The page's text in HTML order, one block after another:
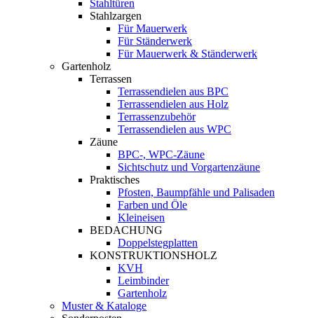
Stahltüren
Stahlzargen
Für Mauerwerk
Für Ständerwerk
Für Mauerwerk & Ständerwerk
Gartenholz
Terrassen
Terrassendielen aus BPC
Terrassendielen aus Holz
Terrassenzubehör
Terrassendielen aus WPC
Zäune
BPC-, WPC-Zäune
Sichtschutz und Vorgartenzäune
Praktisches
Pfosten, Baumpfähle und Palisaden
Farben und Öle
Kleineisen
BEDACHUNG
Doppelstegplatten
KONSTRUKTIONSHOLZ
KVH
Leimbinder
Gartenholz
Muster & Kataloge